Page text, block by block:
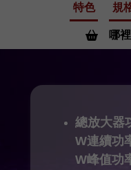
特色 規
哪
總放大器
W連續功
W峰值功